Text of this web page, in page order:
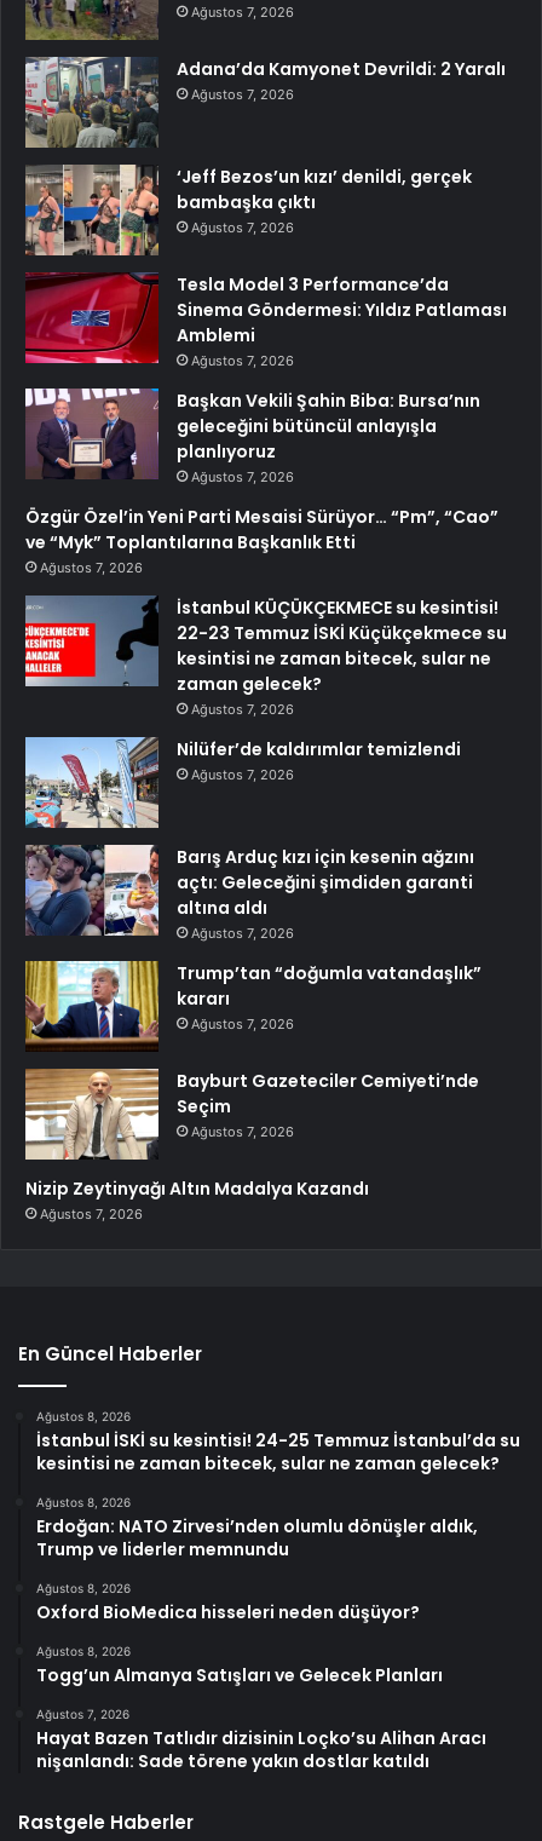
Ağustos 7, 2026
Adana’da Kamyonet Devrildi: 2 Yaralı
Ağustos 7, 2026
‘Jeff Bezos’un kızı’ denildi, gerçek
bambaşka çıktı
Ağustos 7, 2026
Tesla Model 3 Performance’da
Sinema Göndermesi: Yıldız Patlaması
Amblemi
Ağustos 7, 2026
Başkan Vekili Şahin Biba: Bursa’nın
geleceğini bütüncül anlayışla
planlıyoruz
Ağustos 7, 2026
Özgür Özel’in Yeni Parti Mesaisi Sürüyor… “Pm”, “Cao”
ve “Myk” Toplantılarına Başkanlık Etti
Ağustos 7, 2026
İstanbul KÜÇÜKÇEKMECE su kesintisi!
22-23 Temmuz İSKİ Küçükçekmece su
kesintisi ne zaman bitecek, sular ne
zaman gelecek?
Ağustos 7, 2026
Nilüfer’de kaldırımlar temizlendi
Ağustos 7, 2026
Barış Arduç kızı için kesenin ağzını
açtı: Geleceğini şimdiden garanti
altına aldı
Ağustos 7, 2026
Trump’tan “doğumla vatandaşlık”
kararı
Ağustos 7, 2026
Bayburt Gazeteciler Cemiyeti’nde
Seçim
Ağustos 7, 2026
Nizip Zeytinyağı Altın Madalya Kazandı
Ağustos 7, 2026
En Güncel Haberler
Ağustos 8, 2026
İstanbul İSKİ su kesintisi! 24-25 Temmuz İstanbul’da su
kesintisi ne zaman bitecek, sular ne zaman gelecek?
Ağustos 8, 2026
Erdoğan: NATO Zirvesi’nden olumlu dönüşler aldık,
Trump ve liderler memnundu
Ağustos 8, 2026
Oxford BioMedica hisseleri neden düşüyor?
Ağustos 8, 2026
Togg’un Almanya Satışları ve Gelecek Planları
Ağustos 7, 2026
Hayat Bazen Tatlıdır dizisinin Loçko’su Alihan Aracı
nişanlandı: Sade törene yakın dostlar katıldı
Rastgele Haberler